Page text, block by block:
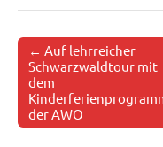
Post navigation
← Auf lehrreicher
Schwarzwaldtour mit
dem
der AWO